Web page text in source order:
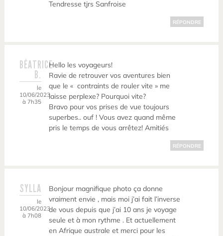
Tendresse tjrs Sanfroise
RÉPONDRE
BÉATRICE
B.
le
10/06/2023
à 7h35
Hello les voyageurs!
Ravie de retrouver vos aventures bien
que le « contraints de rouler vite » me
laisse perplexe? Pourquoi vite?
Bravo pour vos prises de vue toujours
superbes.. ouf ! Vous avez quand même
pris le temps de vous arrêtez! Amitiés
RÉPONDRE
SYLLA
le
10/06/2023
à 7h08
Bonjour magnifique photo ça donne
vraiment envie , mais moi j’ai fait l’inverse
de vous depuis que j’ai 10 ans je voyage
seule et à mon rythme . Et actuellement
en Afrique australe et merci pour les